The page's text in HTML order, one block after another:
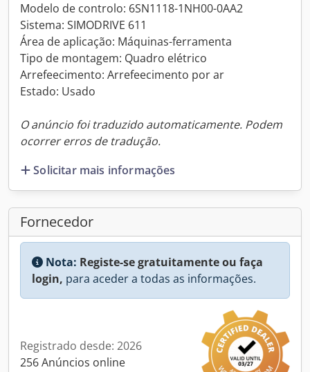
Modelo de controlo: 6SN1118-1NH00-0AA2
Sistema: SIMODRIVE 611
Área de aplicação: Máquinas-ferramenta
Tipo de montagem: Quadro elétrico
Arrefeecimento: Arrefeecimento por ar
Estado: Usado
O anúncio foi traduzido automaticamente. Podem
ocorrer erros de tradução.
Solicitar mais informações
Fornecedor
Nota: Registe-se gratuitamente ou faça
login, para aceder a todas as informações.
Registrado desde: 2026
256 Anúncios online